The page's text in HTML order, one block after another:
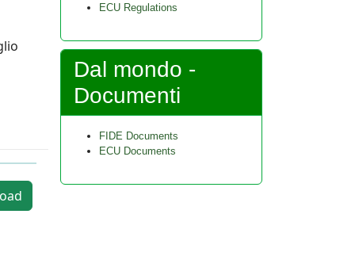
ECU Regulations
Dal mondo -
Documenti
FIDE Documents
ECU Documents